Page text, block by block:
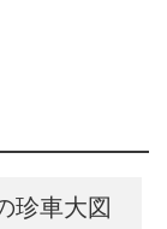
珍車大図